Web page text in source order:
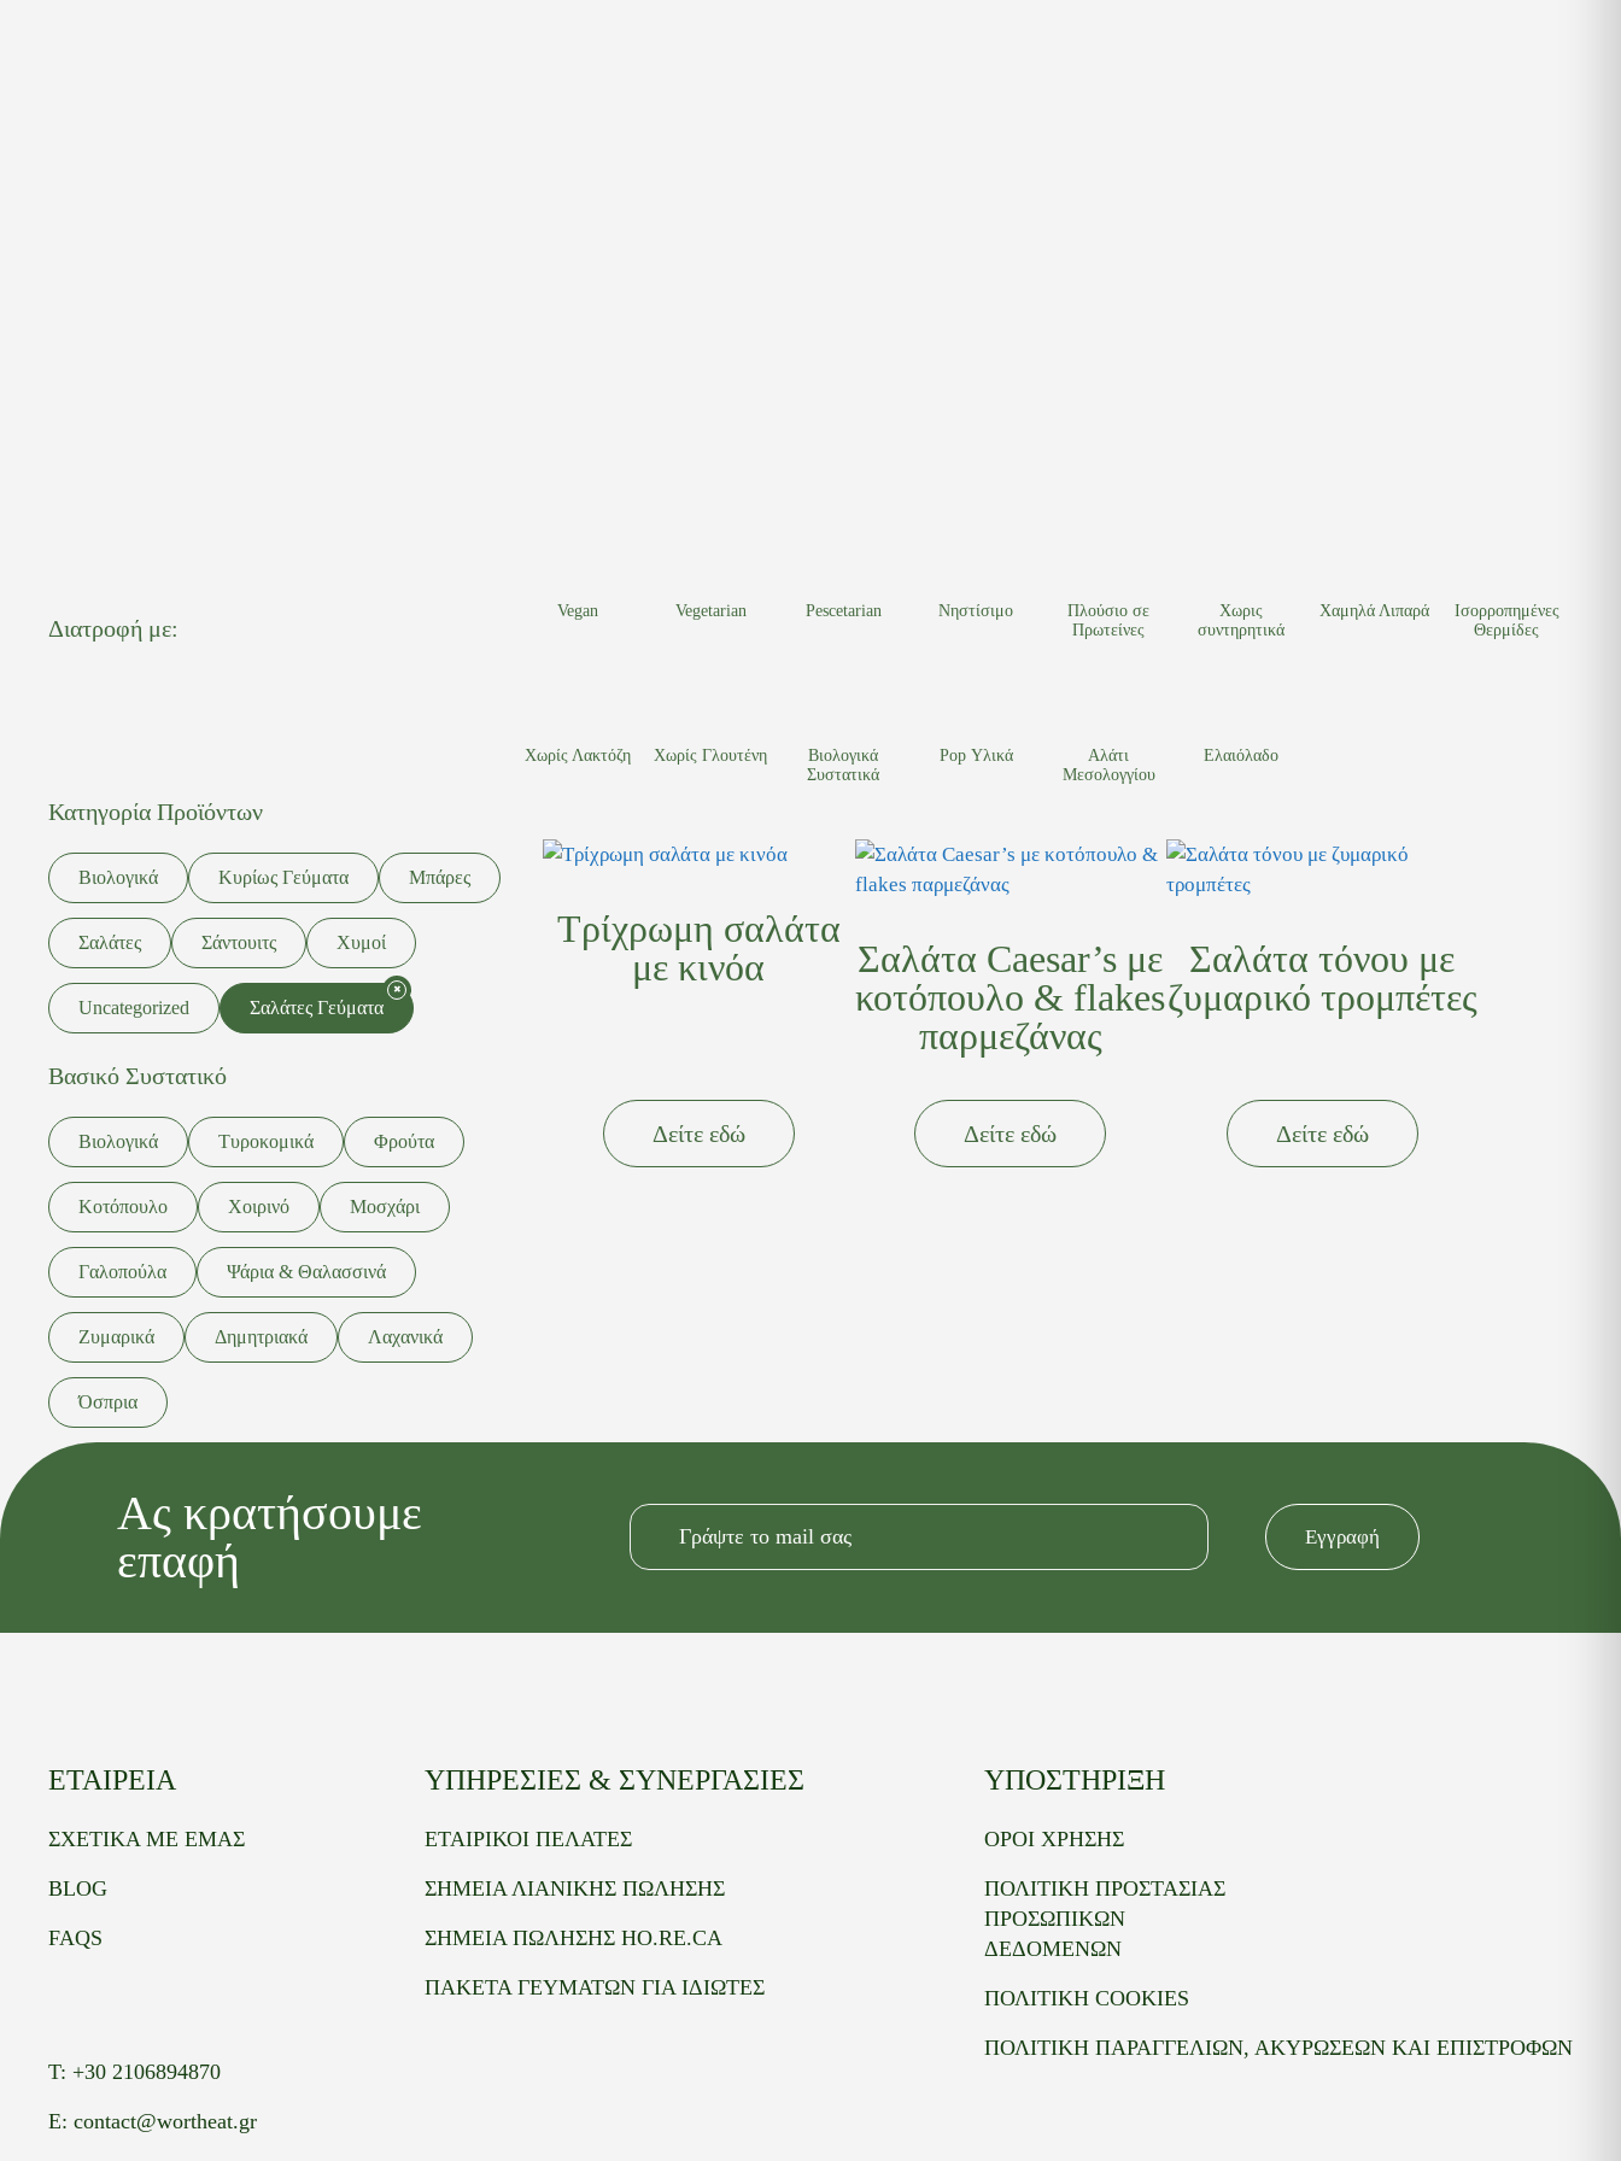
Διατροφή με:
Vegan Vegetarian Pescetarian Νηστίσιμο
Πλούσιο σε
Πρωτείνες
Χωρις
συντηρητικά
Χαμηλά Λιπαρά
Ισορροπημένες
Θερμίδες
Χωρίς Λακτόζη Χωρίς Γλουτένη
Βιολογικά
Συστατικά
Pop Υλικά
Αλάτι
Μεσολογγίου
Ελαιόλαδο
Κατηγορία Προϊόντων
Βιολογικά Κυρίως Γεύματα Μπάρες
Σαλάτες Σάντουιτς Χυμοί
Uncategorized Σαλάτες Γεύματα
Βασικό Συστατικό
Βιολογικά Τυροκομικά Φρούτα
Κοτόπουλο Χοιρινό Μοσχάρι
Γαλοπούλα Ψάρια & Θαλασσινά
Ζυμαρικά Δημητριακά Λαχανικά
Όσπρια
Τρίχρωμη σαλάτα
με κινόα
Δείτε εδώ
Σαλάτα Caesar’s με
κοτόπουλο & flakes
παρμεζάνας
Δείτε εδώ
Σαλάτα τόνου με
ζυμαρικό τρομπέτες
Δείτε εδώ
Ας κρατήσουμε
επαφή
Εγγραφή
ΕΤΑΙΡΕΙΑ
ΣΧΕΤΙΚΑ ΜΕ ΕΜΑΣ
BLOG
FAQS
ΥΠΗΡΕΣΙΕΣ & ΣΥΝΕΡΓΑΣΙΕΣ
ΕΤΑΙΡΙΚΟΙ ΠΕΛΑΤΕΣ
ΣΗΜΕΙΑ ΛΙΑΝΙΚΗΣ ΠΩΛΗΣΗΣ
ΣΗΜΕΙΑ ΠΩΛΗΣΗΣ HO.RE.CA
ΠΑΚΕΤΑ ΓΕΥΜΑΤΩΝ ΓΙΑ ΙΔΙΩΤΕΣ
ΥΠΟΣΤΗΡΙΞΗ
ΟΡΟΙ ΧΡΗΣΗΣ
ΠΟΛΙΤΙΚΗ ΠΡΟΣΤΑΣΙΑΣ
ΠΡΟΣΩΠΙΚΩΝ
ΔΕΔΟΜΕΝΩΝ
ΠΟΛΙΤΙΚΗ COOKIES
ΠΟΛΙΤΙΚΗ ΠΑΡΑΓΓΕΛΙΩΝ, ΑΚΥΡΩΣΕΩΝ ΚΑΙ ΕΠΙΣΤΡΟΦΩΝ
Τ: +30 2106894870
E: contact@wortheat.gr